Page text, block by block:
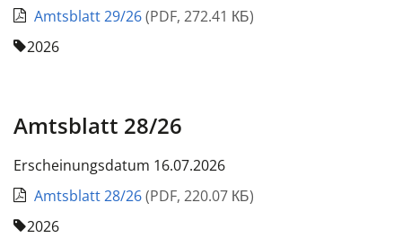
Amtsblatt 29/26(PDF, 272.41 КБ)
2026
Amtsblatt 28/26
Erscheinungsdatum 16.07.2026
Amtsblatt 28/26(PDF, 220.07 КБ)
2026